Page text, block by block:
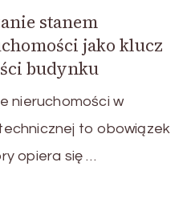
stanem
jako klucz
budynku
nieruchomości w
to obowiązek
opiera się …